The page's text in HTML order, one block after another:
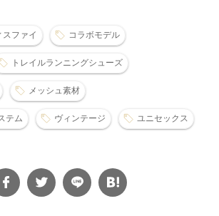
スファイ コラボモデル
トレイルランニングシューズ
メッシュ素材
テム ヴィンテージ ユニセックス